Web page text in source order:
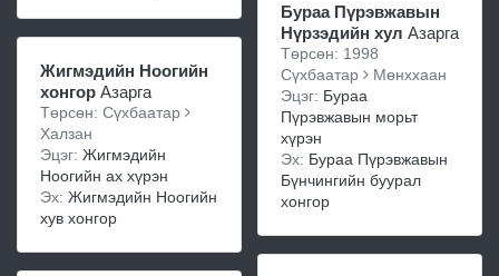
Жигмэдийн Ноогийн
хонгор Азарга
Төрсөн: Сүхбаатар
Халзан
Эцэг: Жигмэдийн
Ноогийн ах хүрэн
Эх: Жигмэдийн Ноогийн
хув хонгор
Бураа Пүрэвжавын
Нүрзэдийн хул Азарга
Төрсөн: 1998
Сүхбаатар
Мөнххаан
Эцэг: Бураа
Пүрэвжавын морьт
хүрэн
Эх: Бураа Пүрэвжавын
Бүнчингийн буурал
хонгор